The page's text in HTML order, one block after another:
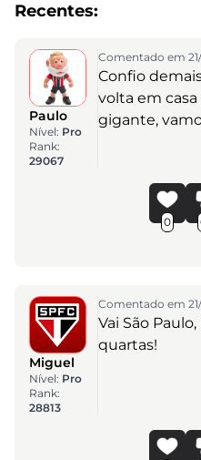
Recentes:
Paulo
Nível: Pro
Rank:
29067
Comentado em
Confio
volta em
gigante,
0
Miguel
Nível: Pro
Rank:
28813
Comentado em
Vai São
quartas!